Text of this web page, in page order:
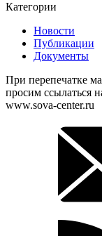
Категории
Новости
Публикации
Документы
При перепечатке
просим ссылаться
www.sova-center.ru